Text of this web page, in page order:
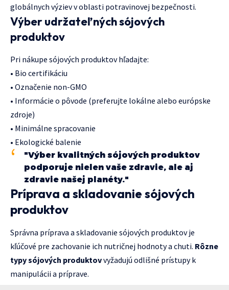
globálnych výziev v oblasti potravinovej bezpečnosti.
Výber udržateľných sójových
produktov
Pri nákupe sójových produktov hľadajte:
• Bio certifikáciu
• Označenie non-GMO
• Informácie o pôvode (preferujte lokálne alebo európske
zdroje)
• Minimálne spracovanie
• Ekologické balenie
"Výber kvalitných sójových produktov
podporuje nielen vaše zdravie, ale aj
zdravie našej planéty."
Príprava a skladovanie sójových
produktov
Správna príprava a skladovanie sójových produktov je
kľúčové pre zachovanie ich nutričnej hodnoty a chuti. Rôzne
typy sójových produktovvyžadujú odlišné prístupy k
manipulácii a príprave.